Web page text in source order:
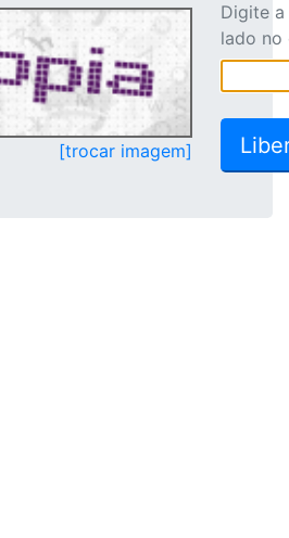
[trocar imagem]
Digite
lado no